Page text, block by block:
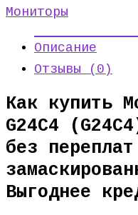
Мониторы
Описание
Отзывы (0)
Как купить
G24C4
без
Выгоднее